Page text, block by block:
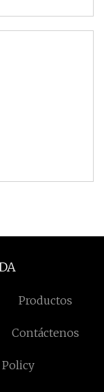
Productos
Contáctenos
Policy